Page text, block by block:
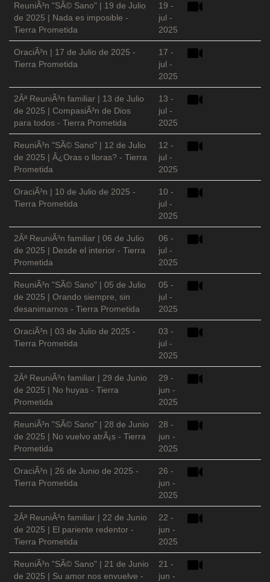
ReuniÃ³n "SÃ© Sano" | 19 de Julio
de 2025 | Nada es imposible -
Tierra Prometida
19 -
jul -
2025
OraciÃ³n | 17 de Julio de 2025 -
Tierra Prometida
17 -
jul -
2025
2Âª ReuniÃ³n familiar | 13 de Julio
de 2025 | CompasiÃ³n de Dios
para todos - Tierra Prometida
13 -
jul -
2025
ReuniÃ³n "SÃ© Sano" | 12 de Julio
de 2025 | Â¿Oras o lloras? - Tierra
Prometida
12 -
jul -
2025
OraciÃ³n | 10 de Julio de 2025 -
Tierra Prometida
10 -
jul -
2025
2Âª ReuniÃ³n familiar | 06 de Julio
de 2025 | Desde el interior - Tierra
Prometida
06 -
jul -
2025
ReuniÃ³n "SÃ© Sano" | 05 de Julio
de 2025 | Orando siempre, sin
desanimarnos - Tierra Prometida
05 -
jul -
2025
OraciÃ³n | 03 de Julio de 2025 -
Tierra Prometida
03 -
jul -
2025
2Âª ReuniÃ³n familiar | 29 de Junio
de 2025 | No huyas - Tierra
Prometida
29 -
jun -
2025
ReuniÃ³n "SÃ© Sano" | 28 de Junio
de 2025 | No vuelvo atrÃ¡s - Tierra
Prometida
28 -
jun -
2025
OraciÃ³n | 26 de Junio de 2025 -
Tierra Prometida
26 -
jun -
2025
2Âª ReuniÃ³n familiar | 22 de Junio
de 2025 | El pariente redentor -
Tierra Prometida
22 -
jun -
2025
ReuniÃ³n "SÃ© Sano" | 21 de Junio
de 2025 | Su amor nos envuelve -
21 -
jun -